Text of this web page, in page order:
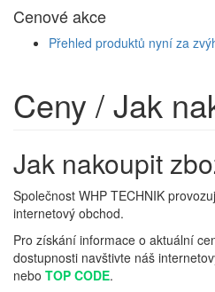
Cenové akce
Přehled produktů nyní za
Ceny / Jak
Jak nakoupit
Společnost WHP TECHNIK
internetový obchod.
Pro získání informace o aktuální
dostupnosti navštivte náš
nebo TOP CODE.